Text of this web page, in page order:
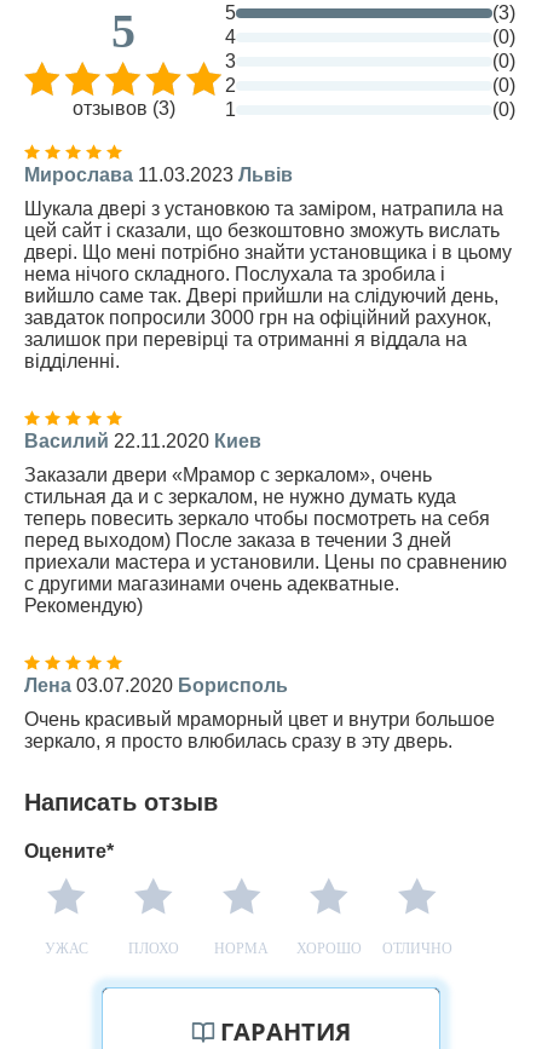
5
отзывов (3)
5
(3)
4
(0)
3
(0)
2
(0)
1
(0)
Мирослава 11.03.2023 Львів
Шукала двері з установкою та заміром, натрапила на
цей сайт і сказали, що безкоштовно зможуть вислать
двері. Що мені потрібно знайти установщика і в цьому
нема нічого складного. Послухала та зробила і
вийшло саме так. Двері прийшли на слідуючий день,
завдаток попросили 3000 грн на офіційний рахунок,
залишок при перевірці та отриманні я віддала на
відділенні.
Василий 22.11.2020 Киев
Заказали двери «Мрамор с зеркалом», очень
стильная да и с зеркалом, не нужно думать куда
теперь повесить зеркало чтобы посмотреть на себя
перед выходом) После заказа в течении 3 дней
приехали мастера и установили. Цены по сравнению
с другими магазинами очень адекватные.
Рекомендую)
Лена 03.07.2020 Борисполь
Очень красивый мраморный цвет и внутри большое
зеркало, я просто влюбилась сразу в эту дверь.
Написать отзыв
Оцените*
УЖАС ПЛОХО НОРМА ХОРОШО ОТЛИЧНО
ГАРАНТИЯ